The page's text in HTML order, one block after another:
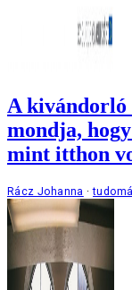
A kivándorló
mondja,
mint itthon
Rácz Johanna